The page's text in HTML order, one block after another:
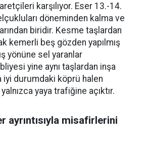
karşılıyor. Eser 13.-14.
döneminden kalma ve
biridir. Kesme taşlardan
kemerli beş gözden yapılmış
yönüne sel yaranlar
yine aynı taşlardan inşa
durumdaki köprü halen
yaya trafiğine açıktır.
ayrıntısıyla misafirlerini